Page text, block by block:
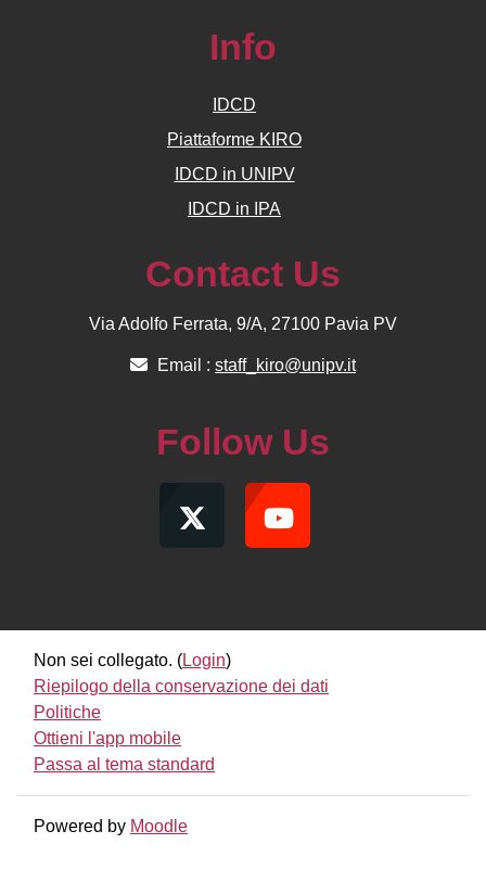
Info
IDCD
Piattaforme KIRO
IDCD in UNIPV
IDCD in IPA
Contact Us
Via Adolfo Ferrata, 9/A, 27100 Pavia PV
Email : staff_kiro@unipv.it
Follow Us
Non sei collegato. (Login)
Riepilogo della conservazione dei dati
Politiche
Ottieni l'app mobile
Passa al tema standard
Powered by Moodle